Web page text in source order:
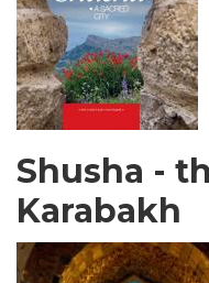
Shusha -
Karabakh